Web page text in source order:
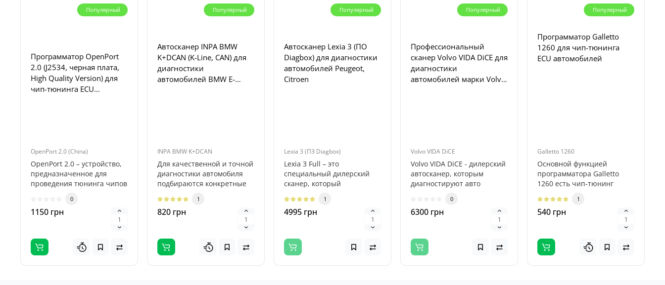
Популярный
Программатор OpenPort
2.0 (J2534, черная плата,
High Quality Version) для
чип-тюнинга ECU
OpenPort 2.0 (China)
OpenPort 2.0 – устройство,
предназначенное для
проведения тюнинга чипов
Программатор ..
0
1150 грн
Популярный
Автосканер INPA BMW
K+DCAN (K-Line, CAN) для
диагностики
автомобилей BMW E-
INPA BMW K+DCAN
Для качественной и точной
диагностики автомобиля
подбираются конкретные
BMW ..
1
820 грн
Популярный
Автосканер Lexia 3 (ПО
Diagbox) для диагностики
автомобилей Peugeot,
Citroen
Lexia 3 (ПЗ Diagbox)
Lexia 3 Full – это
специальный дилерский
сканер, который
транспортных средств от
пр..
1
4995 грн
Популярный
Профессиональный
сканер Volvo VIDA DiCE для
диагностики
автомобилей марки Volvo
Volvo VIDA DiCE
Volvo VIDA DiCE - дилерский
автосканер, которым
диагностируют авто
0
6300 грн
Популярный
Программатор Galletto
1260 для чип-тюнинга
ECU автомобилей
Galletto 1260
Основной функцией
программатора Galletto
1260 есть чип-тюнинг
прошивки) двигат..
1
540 грн